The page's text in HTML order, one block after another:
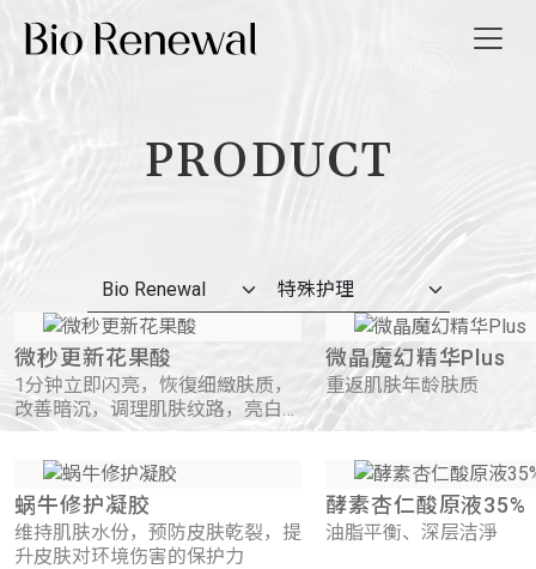
们
PRODUCT
微秒更新花果酸
1分钟立即闪亮，恢復细緻肤质，
改善暗沉，调理肌肤纹路，亮白紧
实肌肤
微晶魔幻精华Plus
重返肌肤年龄肤质
蜗牛修护凝胶
维持肌肤水份，预防皮肤乾裂，提
升皮肤对环境伤害的保护力
酵素杏仁酸原液35%
油脂平衡、深层洁淨